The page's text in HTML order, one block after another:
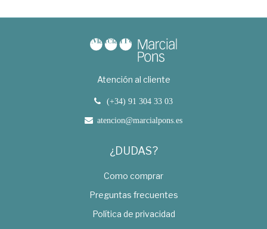
Atención al cliente
(+34) 91 304 33 03
atencion@marcialpons.es
¿DUDAS?
Como comprar
Preguntas frecuentes
Política de privacidad